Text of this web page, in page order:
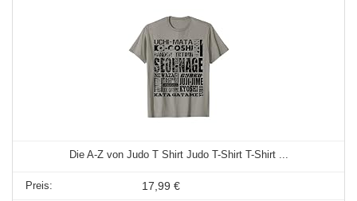
Die A-Z von Judo T Shirt Judo T-Shirt T-Shirt ...
17,99 €